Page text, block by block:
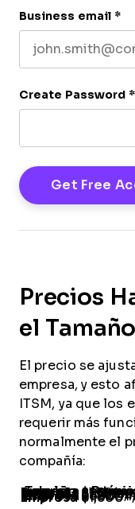
Business email *
Create Password *
Precios
el
El precio se
empresa, y esto
ITSM, ya que los
requerir más
normalmente el
compañía:
Tamaño de la empresa Rango de precios
Pequeña empresa $20–$100/
Mediana empresa $100–$500/
Gran empresa
Empresa